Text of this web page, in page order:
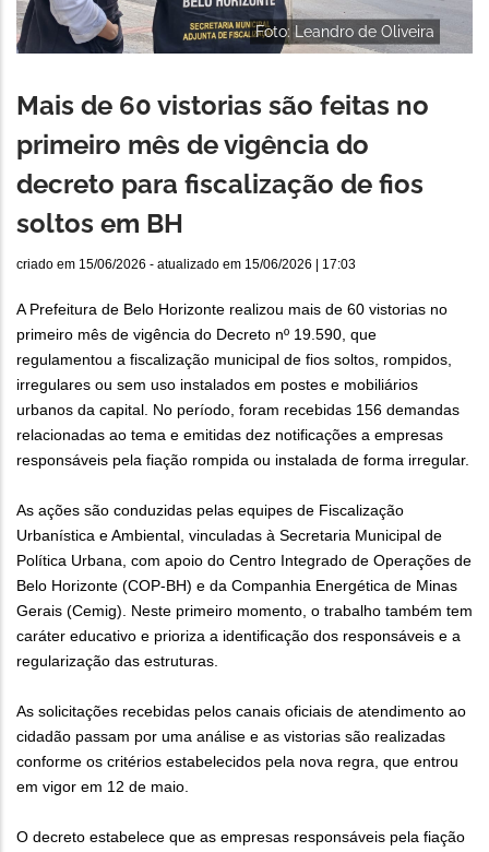
Foto: Leandro de Oliveira
Mais de 60 vistorias são feitas no
primeiro mês de vigência do
decreto para fiscalização de fios
soltos em BH
criado em 15/06/2026 - atualizado em 15/06/2026 | 17:03
A Prefeitura de Belo Horizonte realizou mais de 60 vistorias no
primeiro mês de vigência do Decreto nº 19.590, que
regulamentou a fiscalização municipal de fios soltos, rompidos,
irregulares ou sem uso instalados em postes e mobiliários
urbanos da capital. No período, foram recebidas 156 demandas
relacionadas ao tema e emitidas dez notificações a empresas
responsáveis pela fiação rompida ou instalada de forma irregular.
As ações são conduzidas pelas equipes de Fiscalização
Urbanística e Ambiental, vinculadas à Secretaria Municipal de
Política Urbana, com apoio do Centro Integrado de Operações de
Belo Horizonte (COP-BH) e da Companhia Energética de Minas
Gerais (Cemig). Neste primeiro momento, o trabalho também tem
caráter educativo e prioriza a identificação dos responsáveis e a
regularização das estruturas.
As solicitações recebidas pelos canais oficiais de atendimento ao
cidadão passam por uma análise e as vistorias são realizadas
conforme os critérios estabelecidos pela nova regra, que entrou
em vigor em 12 de maio.
O decreto estabelece que as empresas responsáveis pela fiação